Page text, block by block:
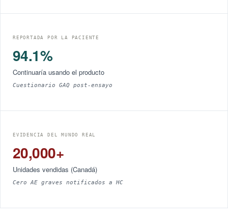
REPORTADA POR LA PACIENTE
94.1%
Continuaría usando el producto
Cuestionario GAQ post-ensayo
EVIDENCIA DEL MUNDO REAL
20,000+
Unidades vendidas (Canadá)
Cero AE graves notificados a HC